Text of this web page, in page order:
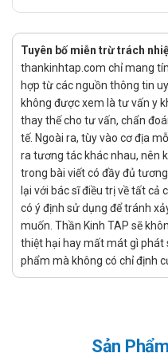
nên kéo dài khi nguy cơ
30 mg/ngày trong 3 tuần
các giai đoạn tiếp theo.
Tương tác
Thuốc chống đông máu
warfarin hoặc heparin có
Thuốc chống kết tập tiểu
dùng cùng có thể làm
Thuốc chống viêm không
NSAIDs có thể tăng
Thuốc ức chế tái hấp thu
chung với SSRIs có thể
Các lựa chọn thay
tắc mạch toàn thân ở
Tuyên bố miễn trừ trách
thankinhtap.com chỉ mang
hợp từ các nguồn thông tin
không được xem là tư vấn y
thay thế cho tư vấn, chẩn
tế. Ngoài ra, tùy vào cơ địa
ra tương tác khác nhau, nên
trong bài viết có đầy đủ
lại với bác sĩ điều trị về tất cả
có ý định sử dụng để tránh
muốn. Thần Kinh TAP sẽ
thiệt hại hay mất mát gì phát
phẩm mà không có chỉ định
Sản